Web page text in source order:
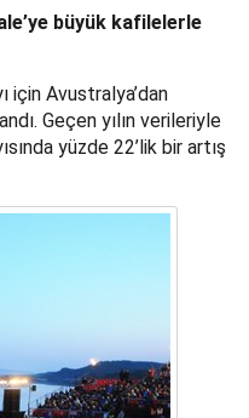
büyük kafilelerle
için Avustralya’dan
Geçen yılın verileriyle
yüzde 22’lik bir artış